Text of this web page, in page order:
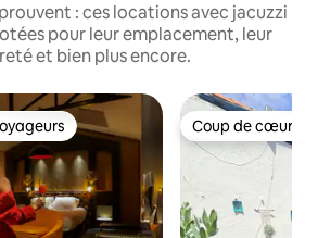
: ces locations avec jacuzzi
pour leur emplacement, leur
et bien plus encore.
les plus appréciés Coup de cœur
Coup de cœur